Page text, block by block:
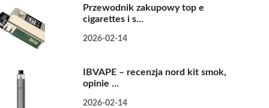
Przewodnik zakupowy top e
cigarettes i s...
2026-02-14
IBVAPE – recenzja nord kit smok,
opinie ...
2026-02-14